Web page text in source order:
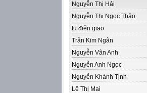
Nguyễn Thị Hải
Nguyễn Thị Ngọc Thảo
tu điện giao
Trần Kim Ngân
Nguyễn Vân Anh
Nguyễn Anh Ngọc
Nguyễn Khánh Tịnh
Lê Thị Mai